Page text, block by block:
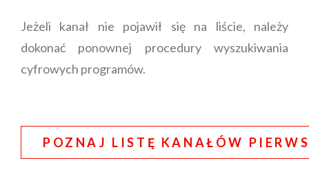
Jeżeli kanał nie pojawił się na liście, należy
dokonać ponownej procedury wyszukiwania
cyfrowych programów.
POZNAJ LISTĘ KANAŁÓW